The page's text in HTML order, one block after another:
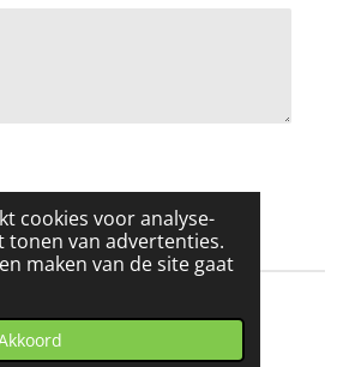
cookies voor analyse-
tonen van advertenties.
maken van de site gaat